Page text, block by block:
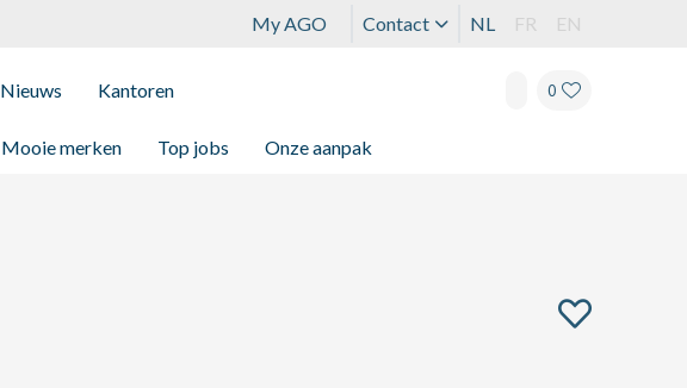
My AGO Contact NL FR EN
Mooie merken Top jobs Onze aanpak
Nieuws Kantoren 0